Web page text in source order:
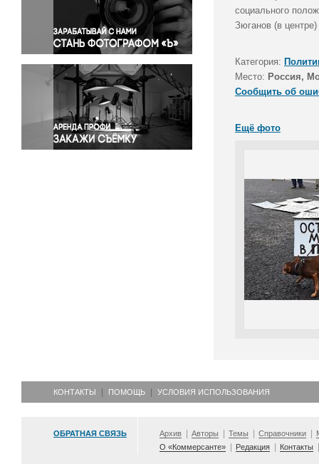
Правосудие
Происшествия и конфликты
Религия
Светская жизнь
Спорт
Экология
Экономика и бизнес
социального
Зюганов (в
Категория:
Место: Россия,
Сообщить об
Ещё фото
КОНТАКТЫ ПОМОЩЬ УСЛОВИЯ ИСПОЛЬЗОВАНИЯ
ОБРАТНАЯ СВЯЗЬ Архив Авторы Темы Справочники
О «Коммерсанте»
Редакция Контакты